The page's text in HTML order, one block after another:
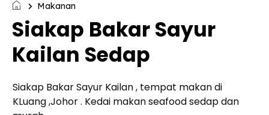
Makanan
Siakap Bakar Sayur
Kailan Sedap
Siakap Bakar Sayur Kailan , tempat makan di
KLuang ,Johor . Kedai makan seafood sedap dan